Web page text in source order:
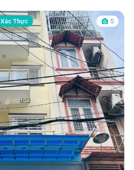
Xác Thực 5